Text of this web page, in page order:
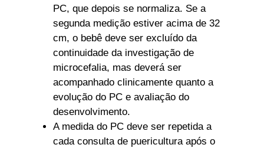
PC, que depois se normaliza. Se a
segunda medição estiver acima de 32
cm, o bebê deve ser excluído da
continuidade da investigação de
microcefalia, mas deverá ser
acompanhado clinicamente quanto a
evolução do PC e avaliação do
desenvolvimento.
A medida do PC deve ser repetida a
cada consulta de puericultura após o